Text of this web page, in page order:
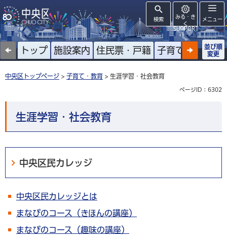
検索
みる・き
く
SUPPORT
メニュー
トップ 施設案内 住民票・戸籍 子育て 高齢者
並び順
変更
中央区トップページ > 子育て・教育 > 生涯学習・社会教育
ページID：6302
生涯学習・社会教育
中央区民カレッジ
中央区民カレッジとは
まなびのコース（きほんの講座）
まなびのコース（趣味の講座）